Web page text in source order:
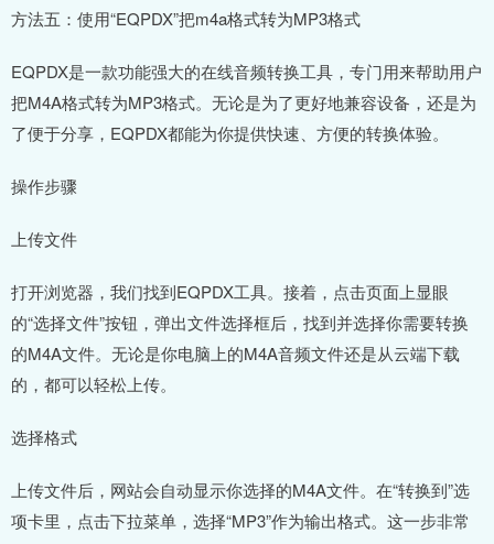
方法五：使用“EQPDX”把m4a格式转为MP3格式
EQPDX是一款功能强大的在线音频转换工具，专门用来帮助用户
把M4A格式转为MP3格式。无论是为了更好地兼容设备，还是为
了便于分享，EQPDX都能为你提供快速、方便的转换体验。
操作步骤
上传文件
打开浏览器，我们找到EQPDX工具。接着，点击页面上显眼
的“选择文件”按钮，弹出文件选择框后，找到并选择你需要转换
的M4A文件。无论是你电脑上的M4A音频文件还是从云端下载
的，都可以轻松上传。
选择格式
上传文件后，网站会自动显示你选择的M4A文件。在“转换到”选
项卡里，点击下拉菜单，选择“MP3”作为输出格式。这一步非常